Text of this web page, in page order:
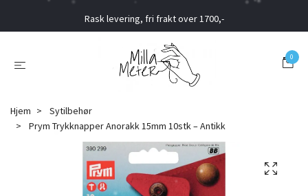
Rask levering, fri frakt over 1700,-
0
Hjem
Sytilbehør
Prym Trykknapper Anorakk 15mm 10stk – Antikk